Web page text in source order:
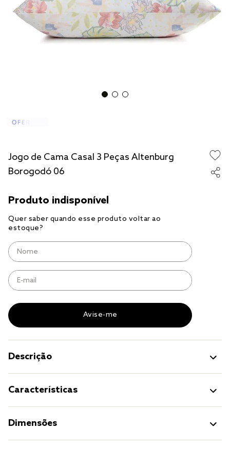
Jogo de Cama Casal 3 Peças Altenburg
Borogodó 06
Descrição
Características
Dimensões
jogo cama
jogo cama casal